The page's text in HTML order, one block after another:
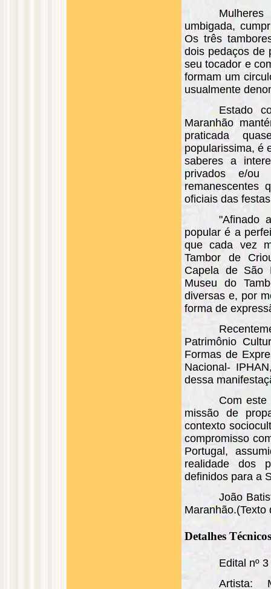
umbigada,
Os três
dois pedaços de
seu tocador e
formam um
usualmente
Estado
Maranhão
praticada
popularissima, é
saberes a
privados e/ou
remanescentes
oficiais das
"Afinado
popular é a
que cada vez
Tambor de
Capela de São
Museu do
diversas e, por
forma de
Patrimônio
Formas de
Nacional-
dessa
Com
missão de
contexto
compromisso
Portugal,
realidade dos
definidos para a
João
Maranhão.(Texto
Detalhes Técnicos
Edital nº 3
Artista: